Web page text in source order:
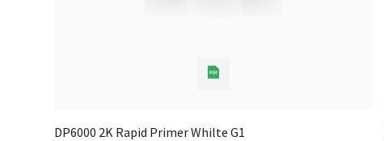
DP6000 2K Rapid Primer Whilte G1